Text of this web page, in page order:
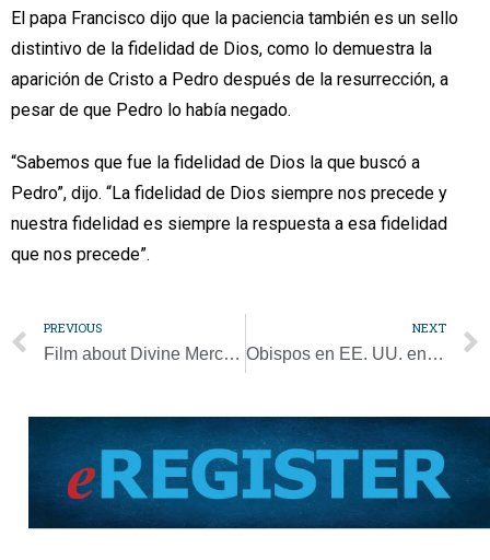
El papa Francisco dijo que la paciencia también es un sello
distintivo de la fidelidad de Dios, como lo demuestra la
aparición de Cristo a Pedro después de la resurrección, a
pesar de que Pedro lo había negado.
“Sabemos que fue la fidelidad de Dios la que buscó a
Pedro”, dijo. “La fidelidad de Dios siempre nos precede y
nuestra fidelidad es siempre la respuesta a esa fidelidad
que nos precede”.
PREVIOUS
Film about Divine Mercy available for viewing
NEXT
Obispos en EE. UU. envían por internet mensajes de esperanza para la Pascua